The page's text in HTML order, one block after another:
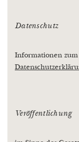
Datenschutz
Informationen
Veröffentlichung